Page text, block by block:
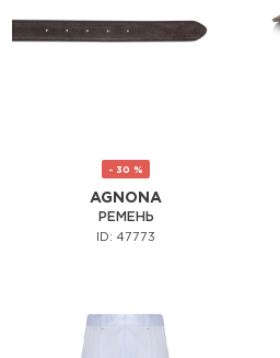
- 30 %
AGNONA
РЕМЕНЬ
ID: 47773